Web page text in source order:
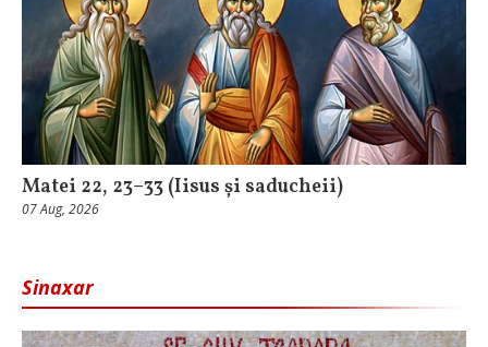
Matei 22, 23–33 (Iisus și saducheii)
07 Aug, 2026
Sinaxar